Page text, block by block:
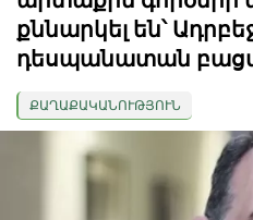
քննարկել են՝
դեսպանատան
ՔԱՂԱՔԱԿԱՆՈՒԹՅՈՒՆ